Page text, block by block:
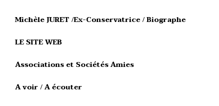
Michèle JURET /Ex-Conservatrice / Biographe
LE SITE WEB
Associations et Sociétés Amies
A voir / A écouter